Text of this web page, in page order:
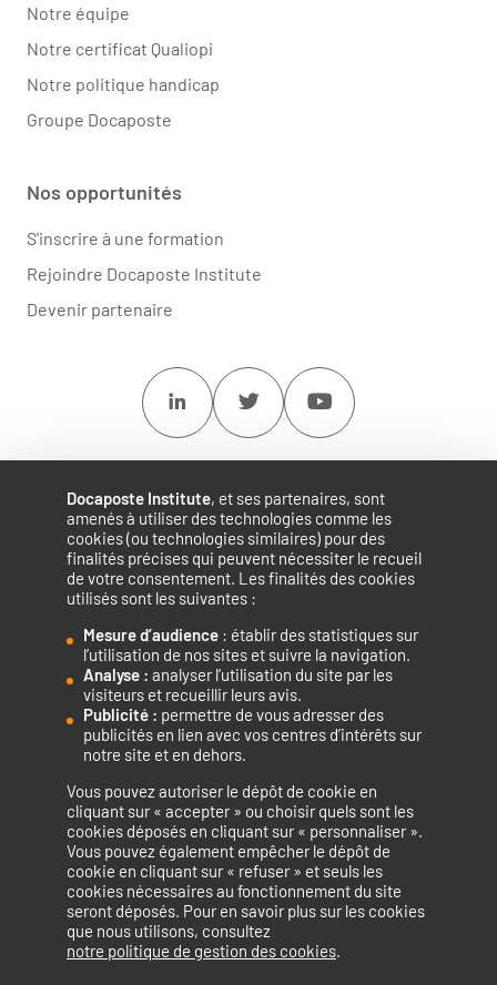
Docaposte Institute, et ses partenaires, sont
amenés à utiliser des technologies comme les
cookies (ou technologies similaires) pour des
finalités précises qui peuvent nécessiter le recueil
de votre consentement. Les finalités des cookies
utilisés sont les suivantes :
Mesure d’audience : établir des statistiques sur
l’utilisation de nos sites et suivre la navigation.
Analyse : analyser l’utilisation du site par les
visiteurs et recueillir leurs avis.
Publicité : permettre de vous adresser des
publicités en lien avec vos centres d’intérêts sur
notre site et en dehors.
Vous pouvez autoriser le dépôt de cookie en
cliquant sur « accepter » ou choisir quels sont les
cookies déposés en cliquant sur « personnaliser ».
Vous pouvez également empêcher le dépôt de
cookie en cliquant sur « refuser » et seuls les
cookies nécessaires au fonctionnement du site
seront déposés. Pour en savoir plus sur les cookies
que nous utilisons, consultez
notre politique de gestion des cookies.
Accélérateur de compétences numériques.
La certification qualité a été délivrée au titre de la catégorie
d’action suivante : ACTIONS DE FORMATION
Notre équipe
Notre certificat Qualiopi
Notre politique handicap
Groupe Docaposte
Nos opportunités
S'inscrire à une formation
Rejoindre Docaposte Institute
Devenir partenaire
Linkedin Twitter Youtube
Mentions légales
Politique de confidentialité
Politique de cookies
Accessibilité : non conforme